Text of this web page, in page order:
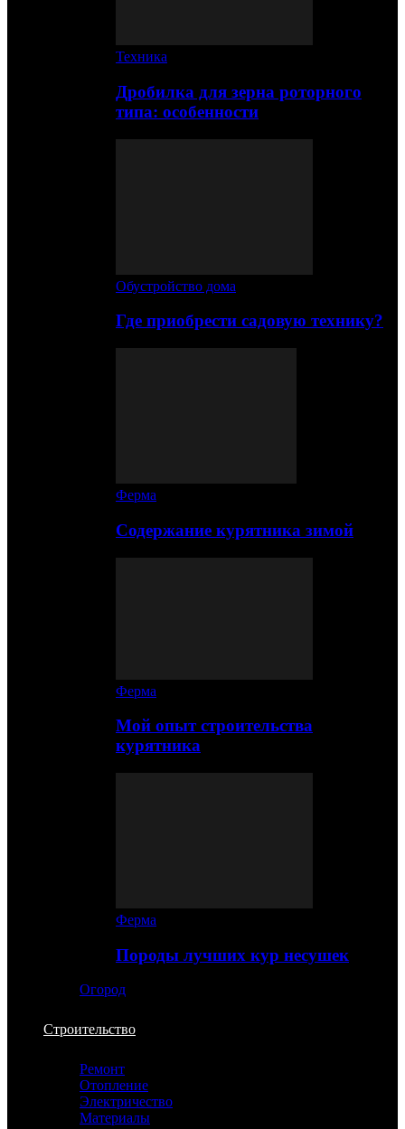
Техника
Дробилка для зерна роторного
типа: особенности
Обустройство дома
Где приобрести садовую технику?
Ферма
Содержание курятника зимой
Ферма
Мой опыт строительства
курятника
Ферма
Породы лучших кур несушек
Огород
Строительство
Ремонт
Отопление
Электричество
Материалы